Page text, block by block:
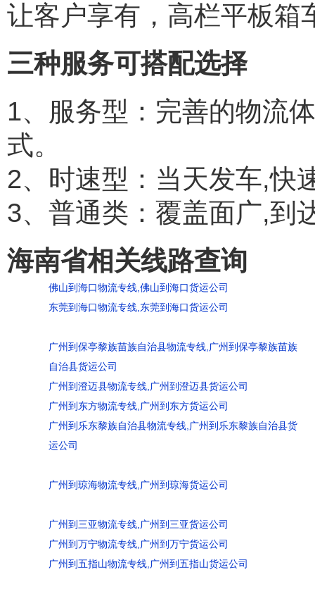
让客户享有，高栏平板箱
三种服务可搭配选择
1、服务型：完善的物流
式。
2、时速型：当天发车,快
3、普通类：覆盖面广,到
海南省相关线路查询
佛山到海口物流专线,佛山到海口货运公司
东莞到海口物流专线,东莞到海口货运公司
广州到保亭黎族苗族自治县物流专线,广州到保亭黎族苗族
自治县货运公司
广州到澄迈县物流专线,广州到澄迈县货运公司
广州到东方物流专线,广州到东方货运公司
广州到乐东黎族自治县物流专线,广州到乐东黎族自治县货
运公司
广州到琼海物流专线,广州到琼海货运公司
广州到三亚物流专线,广州到三亚货运公司
广州到万宁物流专线,广州到万宁货运公司
广州到五指山物流专线,广州到五指山货运公司